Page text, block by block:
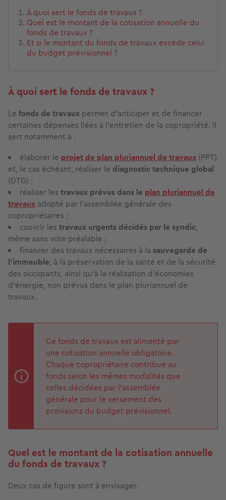
À quoi sert le fonds de travaux ?
Quel est le montant de la cotisation annuelle du
fonds de travaux ?
Et si le montant du fonds de travaux excède celui
du budget prévisionnel ?
À quoi sert le fonds de travaux ?
Le fonds de travaux permet d’anticiper et de financer
certaines dépenses liées à l’entretien de la copropriété. Il
sert notamment à :
élaborer le projet de plan pluriannuel de travaux (PPT)
et, le cas échéant, réaliser le diagnostic technique global
(DTG) ;
réaliser les travaux prévus dans le plan pluriannuel de
travaux adopté par l'assemblée générale des
copropriétaires ;
couvrir les travaux urgents décidés par le syndic,
même sans vote préalable ;
financer des travaux nécessaires à la sauvegarde de
l'immeuble, à la préservation de la santé et de la sécurité
des occupants, ainsi qu'à la réalisation d'économies
d'énergie, non prévus dans le plan pluriannuel de
travaux.
Ce fonds de travaux est alimenté par
une cotisation annuelle obligatoire.
Chaque copropriétaire contribue au
fonds selon les mêmes modalités que
celles décidées par l'assemblée
générale pour le versement des
provisions du budget prévisionnel.
Quel est le montant de la cotisation annuelle
du fonds de travaux ?
Deux cas de figure sont à envisager.